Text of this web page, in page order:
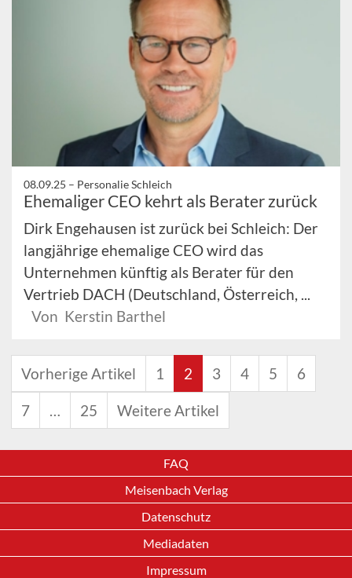
08.09.25 – Personalie Schleich
Ehemaliger CEO kehrt als Berater zurück
Dirk Engehausen ist zurück bei Schleich: Der
langjährige ehemalige CEO wird das
Unternehmen künftig als Berater für den
Vertrieb DACH (Deutschland, Österreich, ...
Von Kerstin Barthel
Vorherige Artikel 1 2 3 4 5 6
7 … 25 Weitere Artikel
FAQ
Meisenbach Verlag
Datenschutz
Mediadaten
Impressum